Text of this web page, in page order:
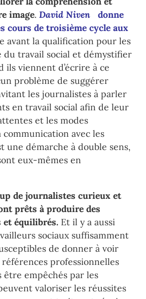
image. David Niven
donne
cours de troisième cycle aux
avant la qualification pour les
travail social et démystifier
ils viennent d’écrire à ce
problème de suggérer
les journalistes à parler
en travail social afin de leur
et les modes
communication avec les
une démarche à double sens,
eux-mêmes en
de journalistes curieux et
prêts à produire des
et équilibrés. Et il y a aussi
sociaux suffisamment
de donner à voir
professionnelles
être empêchés par les
valoriser les réussites